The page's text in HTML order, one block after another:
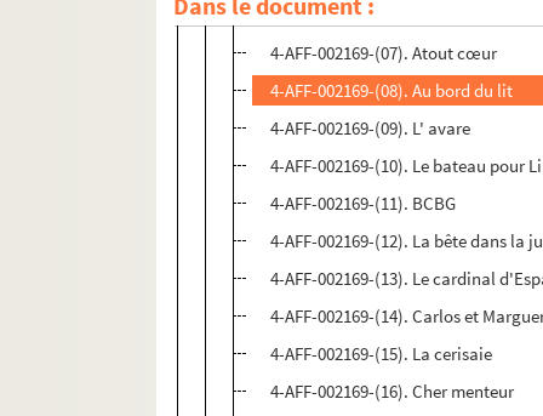
4-AFF-002169-(06). Arsenic et
4-AFF-002169-(07). Atout cœur
4-AFF-002169-(08). Au bord du lit
4-AFF-002169-(09). L' avare
4-AFF-002169-(10). Le bateau pour
4-AFF-002169-(11). BCBG
4-AFF-002169-(12). La bête dans la
4-AFF-002169-(13). Le cardinal
4-AFF-002169-(14). Carlos et
4-AFF-002169-(15). La cerisaie
4-AFF-002169-(16). Cher menteur